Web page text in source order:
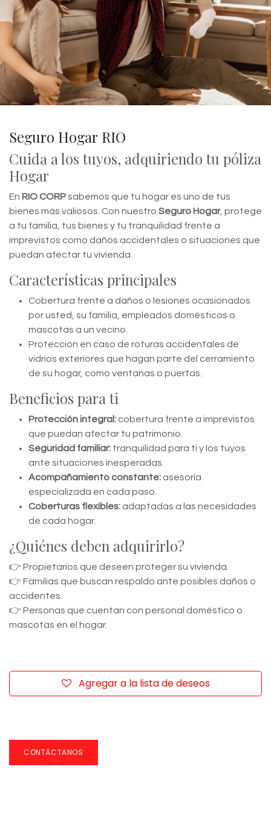
Seguro Hogar RIO
Cuida a los tuyos, adquiriendo tu póliza
Hogar
En RIO CORPsabemos que tu hogar es uno de tus
bienes más valiosos. Con nuestro Seguro Hogar, protege
a tu familia, tus bienes y tu tranquilidad frente a
imprevistos como daños accidentales o situaciones que
puedan afectar tu vivienda.
Características principales
Cobertura frente a daños o lesiones ocasionados
por usted, su familia, empleados domésticos o
mascotas a un vecino.
Protección en caso de roturas accidentales de
vidrios exteriores que hagan parte del cerramiento
de su hogar, como ventanas o puertas.
Beneficios para ti
Protección integral: cobertura frente a imprevistos
que puedan afectar tu patrimonio.
Seguridad familiar: tranquilidad para ti y los tuyos
ante situaciones inesperadas.
Acompañamiento constante: asesoría
especializada en cada paso.
Coberturas flexibles: adaptadas a las necesidades
de cada hogar.
¿Quiénes deben adquirirlo?
👉 Propietarios que deseen proteger su vivienda.
👉 Familias que buscan respaldo ante posibles daños o
accidentes.
👉 Personas que cuentan con personal doméstico o
mascotas en el hogar.
Agregar a la lista de deseos
CONTÁCTANOS